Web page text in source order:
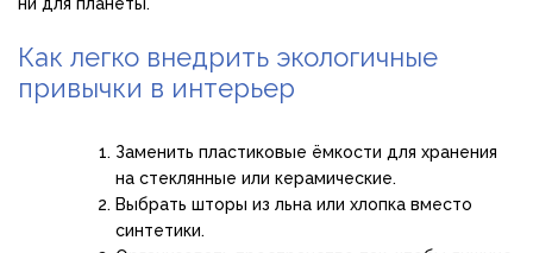
Как легко внедрить экологичные
привычки в интерьер
Заменить пластиковые ёмкости для хранения
на стеклянные или керамические.
Выбрать шторы из льна или хлопка вместо
синтетики.